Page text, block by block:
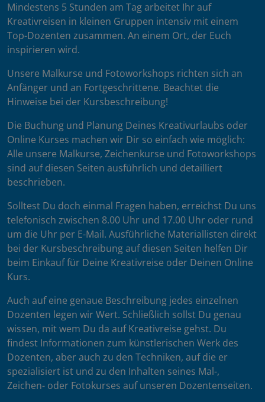
Mindestens 5 Stunden am Tag arbeitet Ihr auf
Kreativreisen in kleinen Gruppen intensiv mit einem
Top-Dozenten zusammen. An einem Ort, der Euch
inspirieren wird.
Unsere Malkurse und Fotoworkshops richten sich an
Anfänger und an Fortgeschrittene. Beachtet die
Hinweise bei der Kursbeschreibung!
Die Buchung und Planung Deines Kreativurlaubs oder
Online Kurses machen wir Dir so einfach wie möglich:
Alle unsere Malkurse, Zeichenkurse und Fotoworkshops
sind auf diesen Seiten ausführlich und detailliert
beschrieben.
Solltest Du doch einmal Fragen haben, erreichst Du uns
telefonisch zwischen 8.00 Uhr und 17.00 Uhr oder rund
um die Uhr per E-Mail. Ausführliche Materiallisten direkt
bei der Kursbeschreibung auf diesen Seiten helfen Dir
beim Einkauf für Deine Kreativreise oder Deinen Online
Kurs.
Auch auf eine genaue Beschreibung jedes einzelnen
Dozenten legen wir Wert. Schließlich sollst Du genau
wissen, mit wem Du da auf Kreativreise gehst. Du
findest Informationen zum künstlerischen Werk des
Dozenten, aber auch zu den Techniken, auf die er
spezialisiert ist und zu den Inhalten seines Mal-,
Zeichen- oder Fotokurses auf unseren Dozentenseiten.